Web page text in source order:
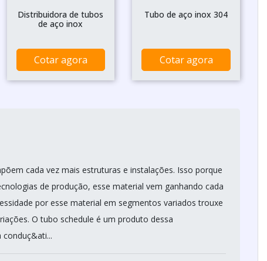
Distribuidora de tubos
de aço inox
Cotar agora
Tubo de aço inox 304
Cotar agora
cada vez mais estruturas e instalações. Isso porque
de produção, esse material vem ganhando cada
por esse material em segmentos variados trouxe
O tubo schedule é um produto dessa